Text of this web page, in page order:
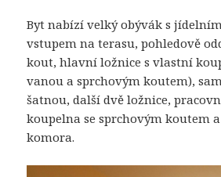
Byt nabízí velký obývák s
vstupem na terasu, pohledově
kout, hlavní ložnice s vlastní
vanou a sprchovým koutem),
šatnou, další dvě ložnice,
koupelna se sprchovým koutem
komora.